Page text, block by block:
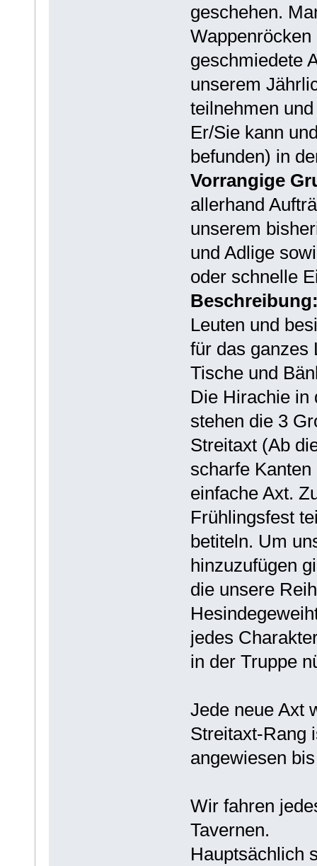
geschehen.
geschmiedete
unserem
teilnehmen
Er/Sie kann
befunden) in
Vorrangige
allerhand
unserem
und Adlige
oder schnelle
Leuten und
für das ganzes
Tische und
Die Hirachie in
stehen die 3
Streitaxt (Ab
scharfe
einfache Axt.
Frühlingsfest
betiteln. Um
hinzuzufügen
die unsere
jedes
in der Truppe
Jede neue Axt
Streitaxt-Rang
angewiesen
Wir fahren
Tavernen.
Hauptsächlich